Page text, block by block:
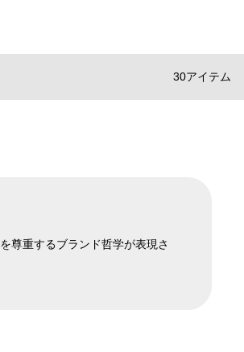
尊重するブランド哲学が表現さ
30アイテム